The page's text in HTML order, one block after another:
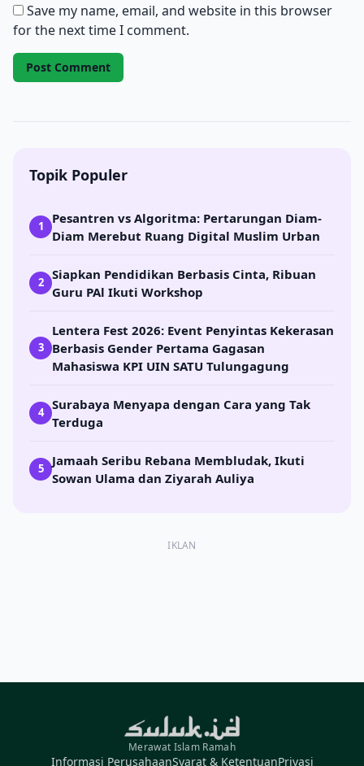
Save my name, email, and website in this browser
for the next time I comment.
Topik Populer
1
Pesantren vs Algoritma: Pertarungan Diam-
Diam Merebut Ruang Digital Muslim Urban
2
Siapkan Pendidikan Berbasis Cinta, Ribuan
Guru PAl Ikuti Workshop
3
Lentera Fest 2026: Event Penyintas Kekerasan
Berbasis Gender Pertama Gagasan
Mahasiswa KPI UIN SATU Tulungagung
4
Surabaya Menyapa dengan Cara yang Tak
Terduga
5
Jamaah Seribu Rebana Membludak, Ikuti
Sowan Ulama dan Ziyarah Auliya
IKLAN
Merawat Islam Ramah
Informasi PerusahaanSyarat & KetentuanPrivasi